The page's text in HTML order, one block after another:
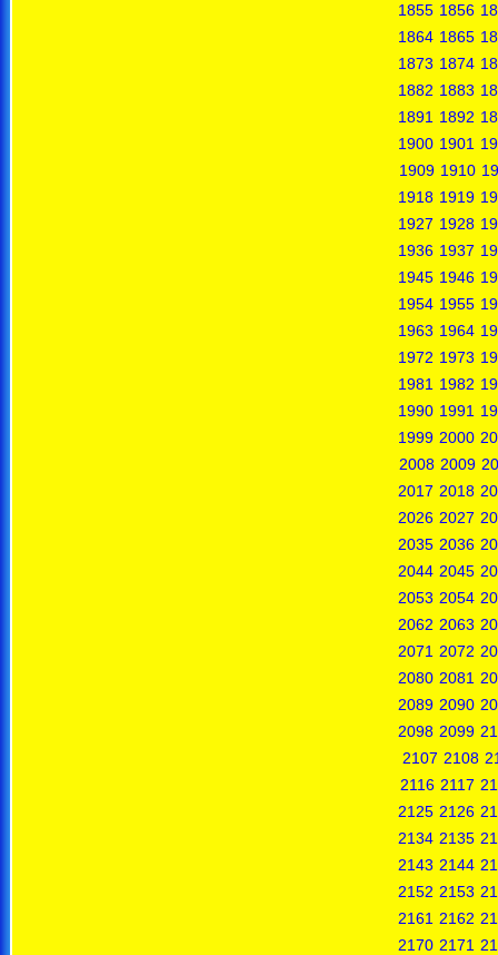
1855 1856
1864 1865
1873 1874
1882 1883
1891 1892
1900 1901
1909 1910
1918 1919
1927 1928
1936 1937
1945 1946
1954 1955
1963 1964
1972 1973
1981 1982
1990 1991
1999 2000
2008 2009
2017 2018
2026 2027
2035 2036
2044 2045
2053 2054
2062 2063
2071 2072
2080 2081
2089 2090
2098 2099
2107 2108
2116 2117
2125 2126
2134 2135
2143 2144
2152 2153
2161 2162
2170 2171